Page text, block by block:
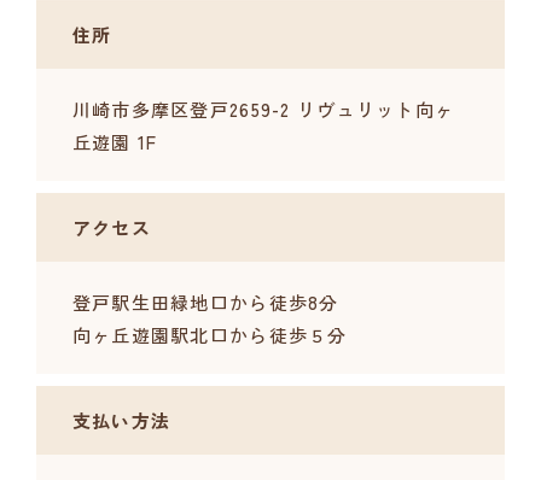
住所
川崎市多摩区登戸2659-2 リヴュリット向ヶ
丘遊園 1F
アクセス
登戸駅生田緑地口から徒歩8分
向ヶ丘遊園駅北口から徒歩５分
支払い方法